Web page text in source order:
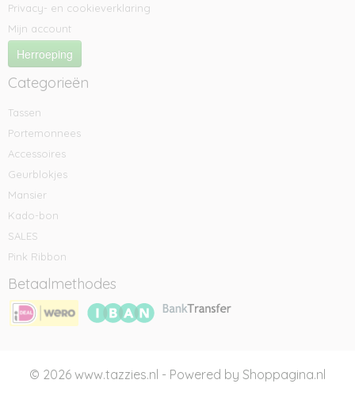
Privacy- en cookieverklaring
Mijn account
Herroeping
Categorieën
Tassen
Portemonnees
Accessoires
Geurblokjes
Mansier
Kado-bon
SALES
Pink Ribbon
Betaalmethodes
© 2026 www.tazzies.nl - Powered by Shoppagina.nl